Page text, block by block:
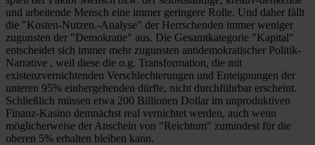
und arbeitende Mensch eine immer geringere Rolle. Und daher fällt
die "Kosten-Nutzen.-Analyse" der Herrschenden immer weniger
zugunsten der "Demokratie" aus. Die Gesamtkategorie "Kapital"
entscheidet sich immer mehr zugunsten antidemokratischer Politik-
Narrative , weil diese die o.g. Transformation, die mit
existenzvernichtenden Verschlechterungen und Enteignungen der
unteren 95% einhergehenden dürfte, nicht durchführbar erscheint.
Schließlich müssen etwa 200 Billionen Dollar im unproduktiven
Finanz-Kasino demnächst real vernichtet werden, auch wenn
möglicherweise der Anschein von "Reichtum" zumindest für die
oberen 5% erhalten bleiben kann.